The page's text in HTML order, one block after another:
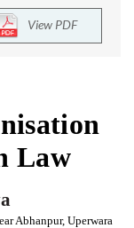
View PDF